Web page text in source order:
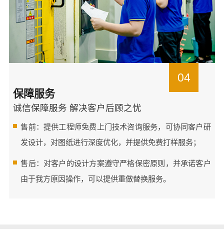
04
保障服务
诚信保障服务 解决客户后顾之忧
售前：提供工程师免费上门技术咨询服务，可协同客户研
发设计，对图纸进行深度优化，并提供免费打样服务；
售后：对客户的设计方案遵守严格保密原则，并承诺客户
由于我方原因操作，可以提供重做替换服务。